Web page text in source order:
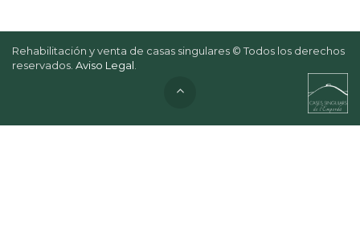
Rehabilitación y venta de casas singulares © Todos los derechos
reservados. Aviso Legal